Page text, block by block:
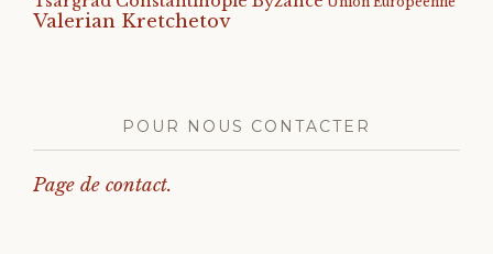
Valerian Kretchetov
POUR NOUS CONTACTER
Page de contact.